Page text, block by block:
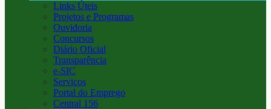
Links Úteis
Projetos e Programas
Ouvidoria
Concursos
Diário Oficial
Transparência
e-SIC
Serviços
Portal do Emprego
Central 156